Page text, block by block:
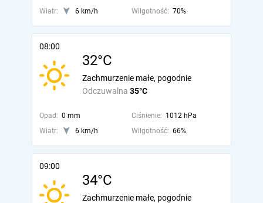
Wiatr: 6 km/h Wilgotność: 70%
08:00
32°C
Odczuwalna 35°C
Zachmurzenie małe, pogodnie
Opad: 0 mm Ciśnienie: 1012 hPa
Wiatr:
6 km/h Wilgotność: 66%
09:00
34°C
Zachmurzenie małe, pogodnie